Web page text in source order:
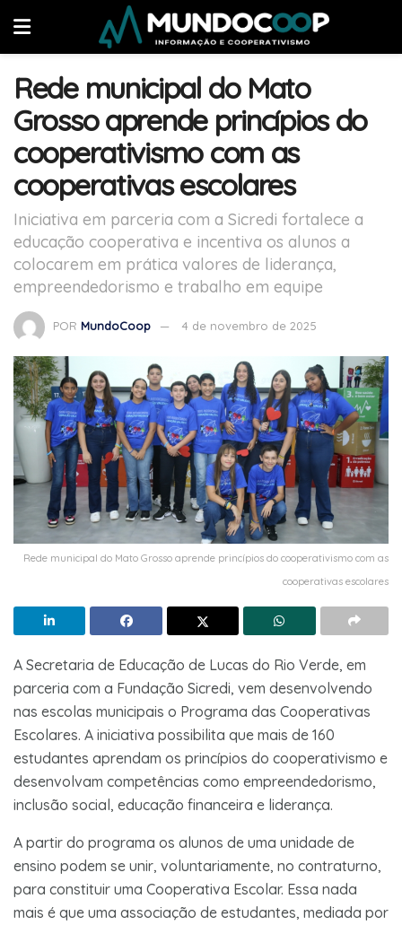
Rede municipal do Mato
Grosso aprende princípios do
cooperativismo com as
cooperativas escolares
Iniciativa em parceria com a Sicredi fortalece a
educação cooperativa e incentiva os alunos a
colocarem em prática valores de liderança,
empreendedorismo e trabalho em equipe
POR MundoCoop 4 de novembro de 2025
Rede municipal do Mato Grosso aprende princípios do cooperativismo com as
cooperativas escolares
A Secretaria de Educação de Lucas do Rio Verde, em
parceria com a Fundação Sicredi, vem desenvolvendo
nas escolas municipais o Programa das Cooperativas
Escolares. A iniciativa possibilita que mais de 160
estudantes aprendam os princípios do cooperativismo e
desenvolvam competências como empreendedorismo,
inclusão social, educação financeira e liderança.
A partir do programa os alunos de uma unidade de
ensino podem se unir, voluntariamente, no contraturno,
para constituir uma Cooperativa Escolar. Essa nada
mais é que uma associação de estudantes, mediada por